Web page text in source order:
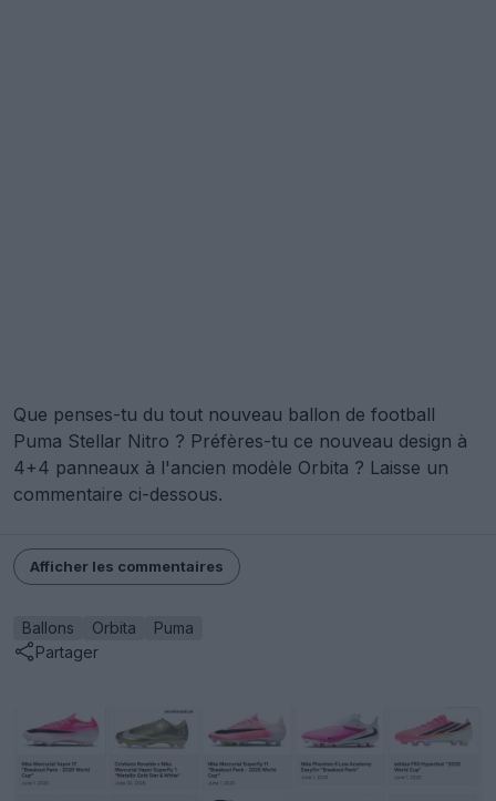
Que penses-tu du tout nouveau ballon de football
Puma Stellar Nitro ? Préfères-tu ce nouveau design à
4+4 panneaux à l'ancien modèle Orbita ? Laisse un
commentaire ci-dessous.
Afficher les commentaires
Ballons Orbita
Puma
Partager